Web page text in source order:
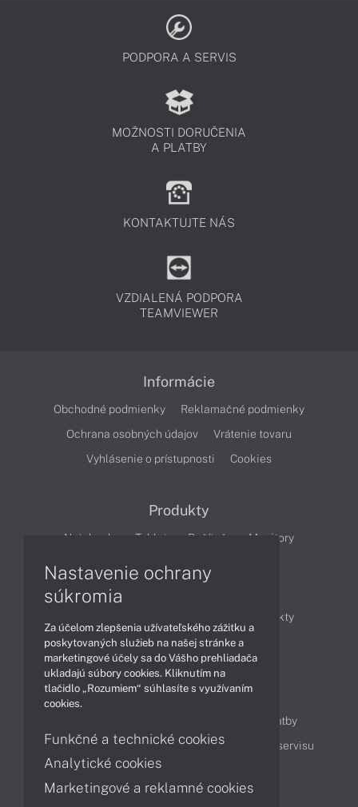
PODPORA A SERVIS
MOŽNOSTI DORUČENIA
A PLATBY
KONTAKTUJTE NÁS
VZDIALENÁ PODPORA
TEAMVIEWER
Informácie
Obchodné podmienky
Reklamačné podmienky
Ochrana osobných údajov
Vrátenie tovaru
Vyhlásenie o prístupnosti
Cookies
Produkty
Notebooky Tablety Počítače Monitory
Produkty
Technológie
Videá
Obsah
Možnosti doručenia a platby
Podpora a servis
Servisné služby Cenník servisu
Kontakty
Nastavenie ochrany
súkromia
Za účelom zlepšenia užívateľského zážitku a
poskytovaných služieb na našej stránke a
marketingové účely sa do Vášho prehliadača
ukladajú súbory cookies. Kliknutím na
tlačidlo „Rozumiem“ súhlasíte s využívaním
cookies.
Funkčné a technické cookies
Analytické cookies
Marketingové a reklamné cookies